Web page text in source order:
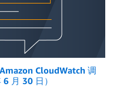
CloudWatch 调
月 30 日）